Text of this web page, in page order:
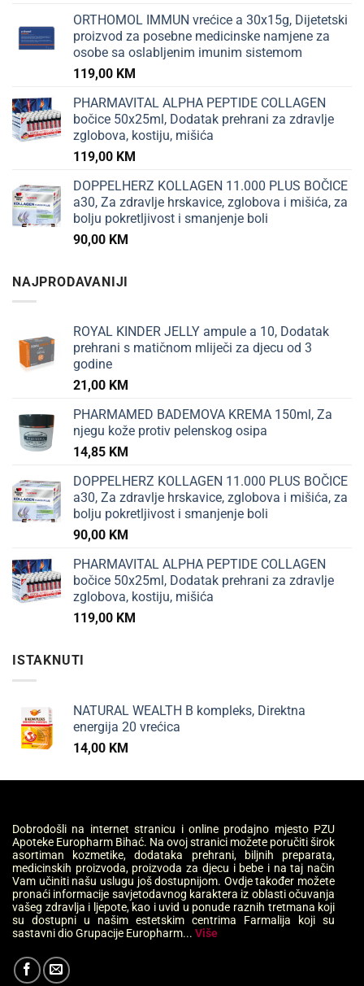
ORTHOMOL IMMUN vrećice a 30x15g, Dijetetski
proizvod za posebne medicinske namjene za
osobe sa oslabljenim imunim sistemom
119,00 KM
PHARMAVITAL ALPHA PEPTIDE COLLAGEN
bočice 50x25ml, Dodatak prehrani za zdravlje
zglobova, kostiju, mišića
119,00 KM
DOPPELHERZ KOLLAGEN 11.000 PLUS BOČICE
a30, Za zdravlje hrskavice, zglobova i mišića, za
bolju pokretljivost i smanjenje boli
90,00 KM
NAJPRODAVANIJI
ROYAL KINDER JELLY ampule a 10, Dodatak
prehrani s matičnom mliječi za djecu od 3
godine
21,00 KM
PHARMAMED BADEMOVA KREMA 150ml, Za
njegu kože protiv pelenskog osipa
14,85 KM
DOPPELHERZ KOLLAGEN 11.000 PLUS BOČICE
a30, Za zdravlje hrskavice, zglobova i mišića, za
bolju pokretljivost i smanjenje boli
90,00 KM
PHARMAVITAL ALPHA PEPTIDE COLLAGEN
bočice 50x25ml, Dodatak prehrani za zdravlje
zglobova, kostiju, mišića
119,00 KM
ISTAKNUTI
NATURAL WEALTH B kompleks, Direktna
energija 20 vrećica
14,00 KM
Dobrodošli na internet stranicu i online prodajno mjesto PZU
Apoteke Europharm Bihać. Na ovoj stranici možete poručiti širok
asortiman kozmetike, dodataka prehrani, biljnih preparata,
medicinskih proizvoda, proizvoda za djecu i bebe i na taj način
Vam učiniti našu uslugu još dostupnijom. Ovdje također možete
pronaći informacije savjetodavnog karaktera iz oblasti očuvanja
vašeg zdravlja i ljepote, kao i uvid u ponude raznih tretmana koji
su dostupni u našim estetskim centrima Farmalija koji su
sastavni dio Grupacije Europharm... Više